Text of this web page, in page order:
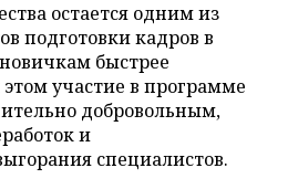
остается одним из
подготовки кадров в
быстрее
участие в программе
добровольным,
и
специалистов.